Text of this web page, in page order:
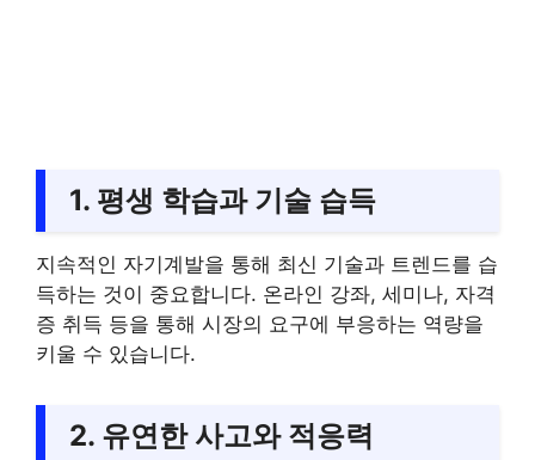
1. 평생 학습과 기술 습득
지속적인 자기계발을 통해 최신 기술과 트렌드를 습
득하는 것이 중요합니다. 온라인 강좌, 세미나, 자격
증 취득 등을 통해 시장의 요구에 부응하는 역량을
키울 수 있습니다.
2. 유연한 사고와 적응력